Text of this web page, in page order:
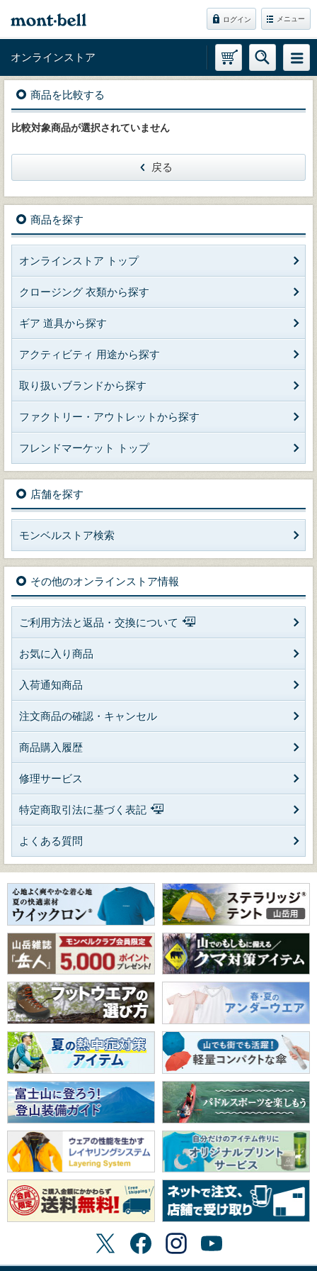
ログイン メニュー
オンラインストア
商品を比較する
比較対象商品が選択されていません
戻る
商品を探す
オンラインストア トップ
クロージング 衣類から探す
ギア 道具から探す
アクティビティ 用途から探す
取り扱いブランドから探す
ファクトリー・アウトレットから探す
フレンドマーケット トップ
店舗を探す
モンベルストア検索
その他のオンラインストア情報
ご利用方法と返品・交換について
お気に入り商品
入荷通知商品
注文商品の確認・キャンセル
商品購入履歴
修理サービス
特定商取引法に基づく表記
よくある質問